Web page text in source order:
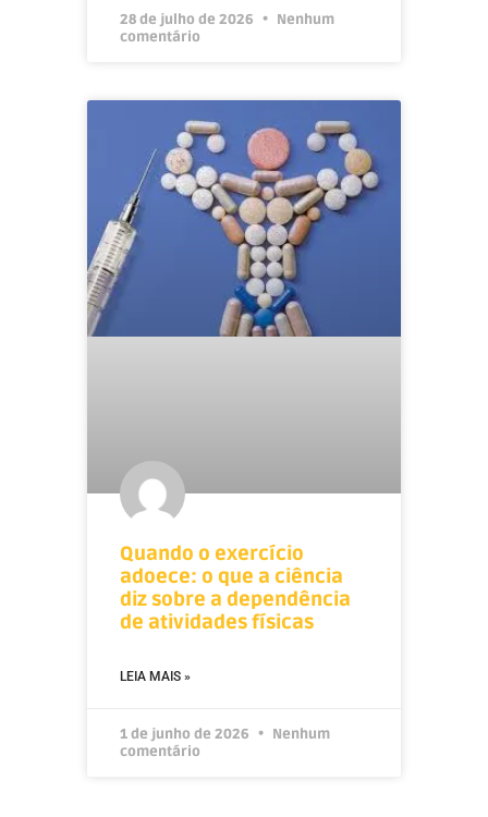
28 de julho de 2026
Nenhum
comentário
Quando o exercício
adoece: o que a ciência
diz sobre a dependência
de atividades físicas
LEIA MAIS »
1 de junho de 2026
Nenhum
comentário